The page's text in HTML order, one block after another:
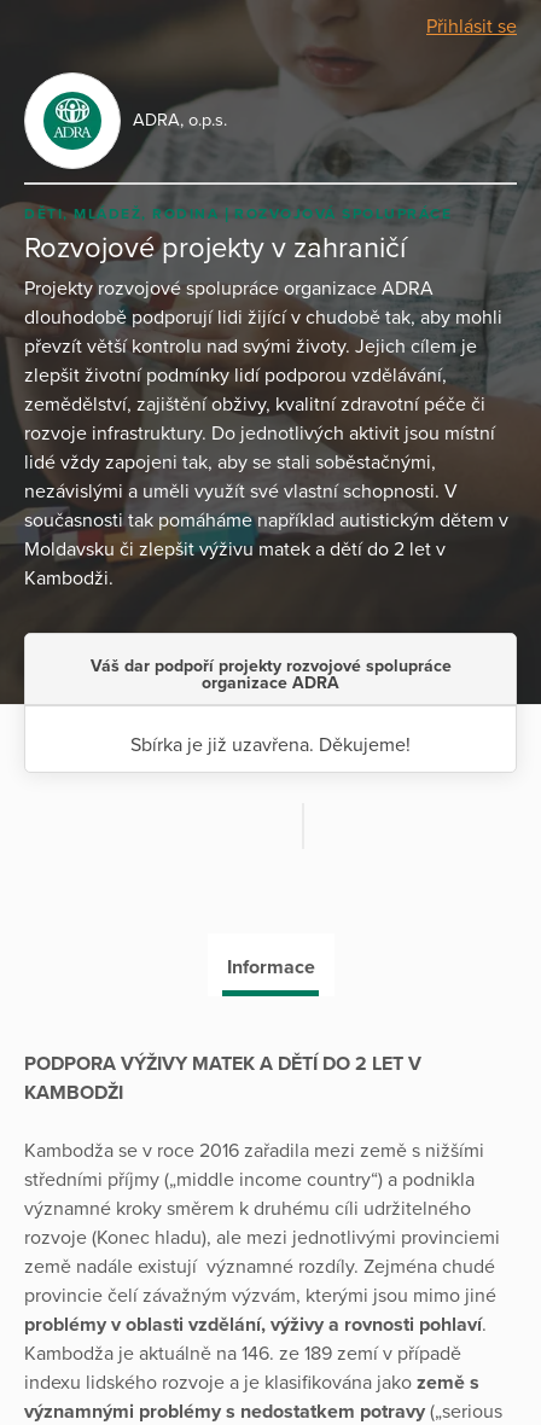
Přihlásit se
ADRA, o.p.s.
DĚTI, MLÁDEŽ, RODINA ROZVOJOVÁ SPOLUPRÁCE
Rozvojové projekty v zahraničí
Projekty rozvojové spolupráce organizace ADRA
dlouhodobě podporují lidi žijící v chudobě tak, aby mohli
převzít větší kontrolu nad svými životy. Jejich cílem je
zlepšit životní podmínky lidí podporou vzdělávání,
zemědělství, zajištění obživy, kvalitní zdravotní péče či
rozvoje infrastruktury. Do jednotlivých aktivit jsou místní
lidé vždy zapojeni tak, aby se stali soběstačnými,
nezávislými a uměli využít své vlastní schopnosti. V
současnosti tak pomáháme například autistickým dětem v
Moldavsku či zlepšit výživu matek a dětí do 2 let v
Kambodži.
Váš dar podpoří projekty rozvojové spolupráce
organizace ADRA
Sbírka je již uzavřena. Děkujeme!
Informace
PODPORA VÝŽIVY MATEK A DĚTÍ DO 2 LET V
KAMBODŽI
Kambodža se v roce 2016 zařadila mezi země s nižšími
středními příjmy („middle income country“) a podnikla
významné kroky směrem k druhému cíli udržitelného
rozvoje (Konec hladu), ale mezi jednotlivými provinciemi
země nadále existují významné rozdíly. Zejména chudé
provincie čelí závažným výzvám, kterými jsou mimo jiné
problémy v oblasti vzdělání, výživy a rovnosti pohlaví.
Kambodža je aktuálně na 146. ze 189 zemí v případě
indexu lidského rozvoje a je klasifikována jako země s
významnými problémy s nedostatkem potravy („serious